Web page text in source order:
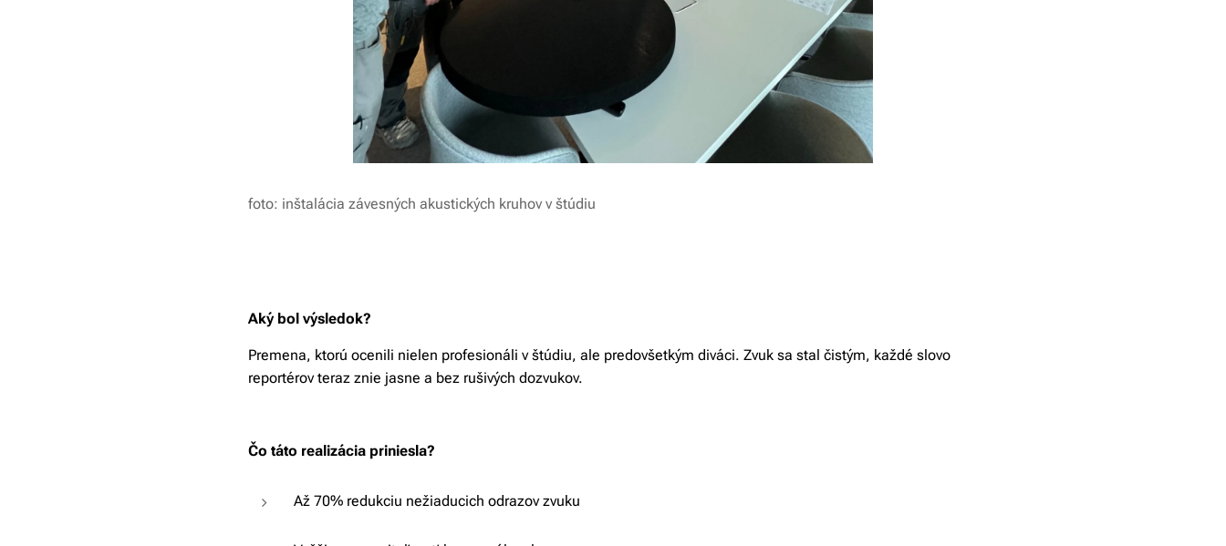
foto: inštalácia závesných akustických kruhov v štúdiu
Aký bol výsledok?
Premena, ktorú ocenili nielen profesionáli v štúdiu, ale predovšetkým diváci. Zvuk sa stal čistým, každé slovo
reportérov teraz znie jasne a bez rušivých dozvukov.
Čo táto realizácia priniesla?
Až 70% redukciu nežiaducich odrazov zvuku